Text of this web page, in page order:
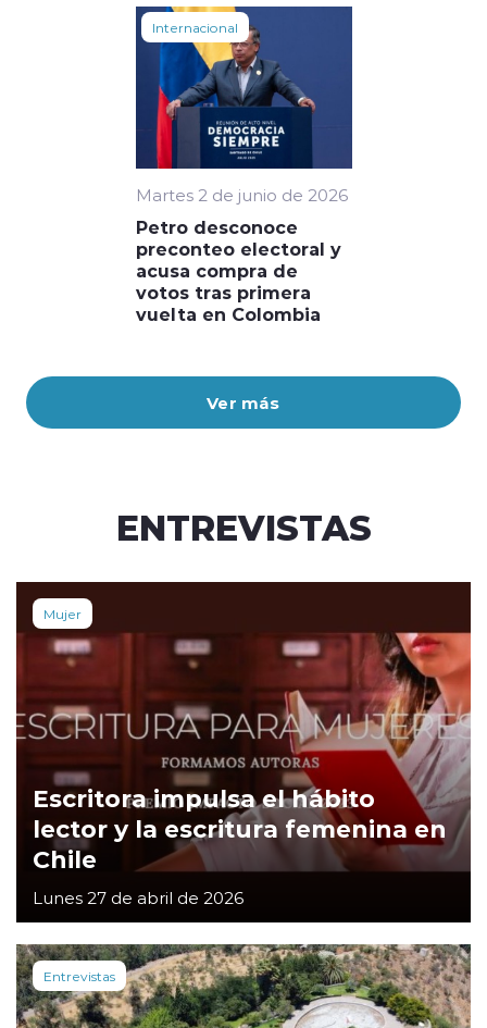
Ver más
Internacional
Martes 2 de junio de 2026
Petro desconoce
preconteo electoral y
acusa compra de
votos tras primera
vuelta en Colombia
ENTREVISTAS
Mujer
Escritora impulsa el hábito
lector y la escritura femenina en
Chile
Lunes 27 de abril de 2026
Entrevistas